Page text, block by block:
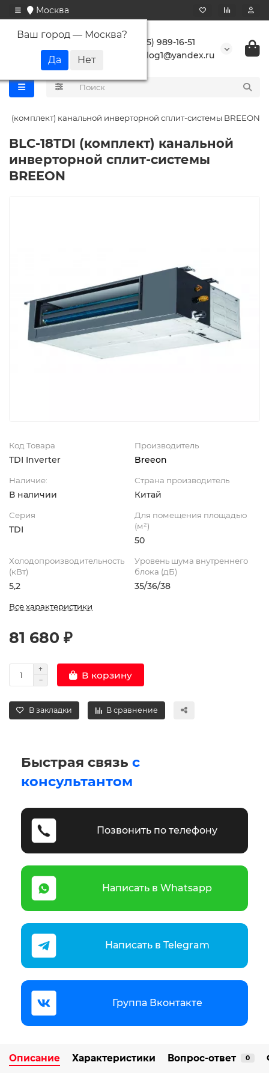
Москва
Ваш город — Москва?
+7 (495) 989-16-51
buranlog1@yandex.ru
(комплект) канальной инверторной сплит-системы BREEON
BLC-18TDI (комплект) канальной
инверторной сплит-системы
BREEON
Код Товара
TDI Inverter
Производитель
Breeon
Наличие:
В наличии
Страна производитель
Китай
Серия
TDI
Для помещения площадью
(м²)
50
Холодопроизводительность
(кВт)
5,2
Уровень шума внутреннего
блока (дБ)
35/36/38
Все характеристики
81 680 ₽
В корзину
В закладки В сравнение
Быстрая связь с
консультантом
Позвонить по телефону
Написать в Whatsapp
Написать в Telegram
Группа Вконтакте
Описание Характеристики Вопрос-ответ 0